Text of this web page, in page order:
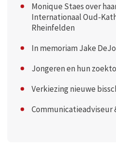
Monique Staes over
Internationaal Oud-
Rheinfelden
In memoriam Jake
Jongeren en hun
Verkiezing nieuwe
Communicatieadviseur